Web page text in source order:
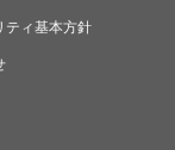
ティ基本方針